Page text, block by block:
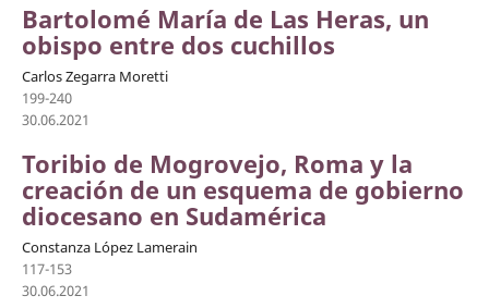
Bartolomé María de Las Heras, un
obispo entre dos cuchillos
Carlos Zegarra Moretti
199-240
30.06.2021
Toribio de Mogrovejo, Roma y la
creación de un esquema de gobierno
diocesano en Sudamérica
Constanza López Lamerain
117-153
30.06.2021